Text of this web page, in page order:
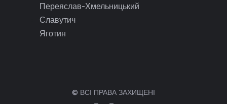
Переяслав-Хмельницький
Славутич
Яготин
© ВСІ ПРАВА ЗАХИЩЕНІ